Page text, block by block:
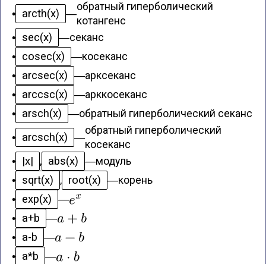
•
arcth(x) —
обратный гиперболический
котангенс
•
sec(x) —секанс
•
cosec(x) —косеканс
•
arcsec(x) —арксеканс
•
arccsc(x) —арккосеканс
•
arsch(x) —обратный гиперболический секанс
•
arcsch(x) —
обратный гиперболический
косеканс
•
|x| , abs(x) —модуль
•
sqrt(x) , root(x) —корень
•
exp(x) —
•
a+b —
•
a-b —
•
a*b —